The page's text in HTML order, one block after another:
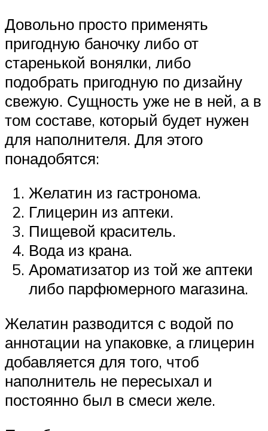
Довольно просто применять
пригодную баночку либо от
старенькой вонялки, либо
подобрать пригодную по дизайну
свежую. Сущность уже не в ней, а в
том составе, который будет нужен
для наполнителя. Для этого
понадобятся:
Желатин из гастронома.
Глицерин из аптеки.
Пищевой краситель.
Вода из крана.
Ароматизатор из той же аптеки
либо парфюмерного магазина.
Желатин разводится с водой по
аннотации на упаковке, а глицерин
добавляется для того, чтоб
наполнитель не пересыхал и
постоянно был в смеси желе.